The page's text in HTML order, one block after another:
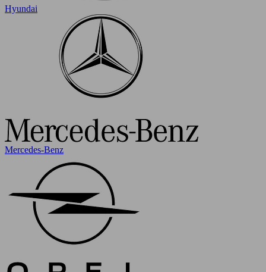
Hyundai
Mercedes-Benz